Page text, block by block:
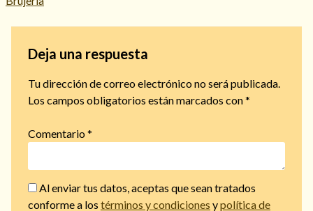
Deja una respuesta
Tu dirección de correo electrónico no será publicada.
Los campos obligatorios están marcados con*
Comentario*
Al enviar tus datos, aceptas que sean tratados
conforme a los términos y condiciones ypolítica de